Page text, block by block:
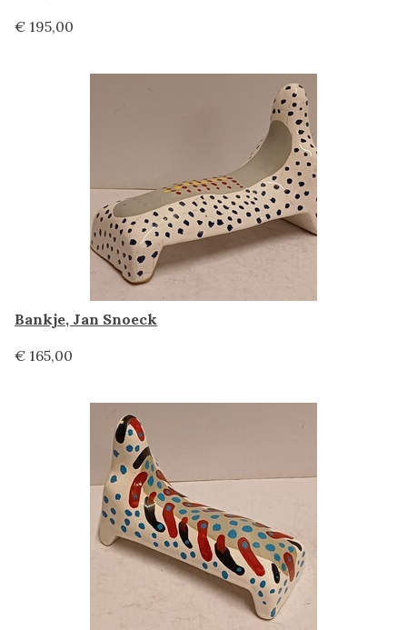
€ 195,00
Bankje, Jan Snoeck
€ 165,00